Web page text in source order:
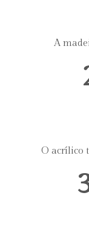
A
O acrílico